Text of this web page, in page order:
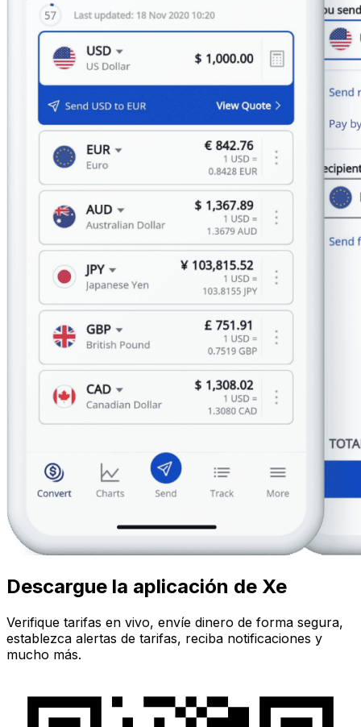
Descargue la aplicación de Xe
Verifique tarifas en vivo, envíe dinero de forma segura,
establezca alertas de tarifas, reciba notificaciones y
mucho más.